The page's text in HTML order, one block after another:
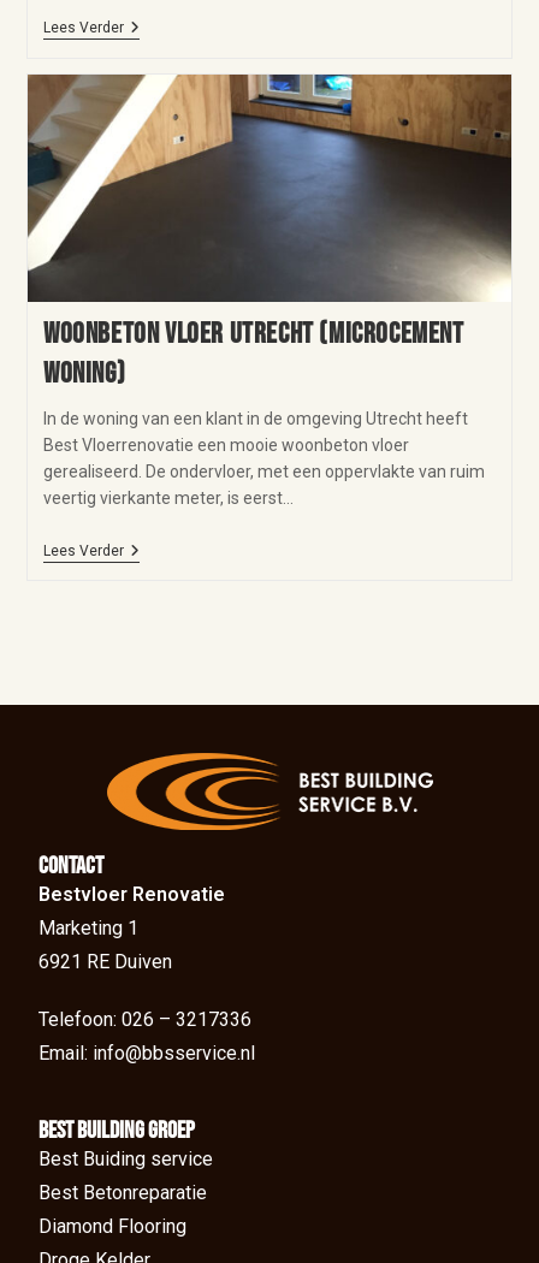
Lees Verder
Woonbeton vloer Utrecht (microcement
woning)
In de woning van een klant in de omgeving Utrecht heeft
Best Vloerrenovatie een mooie woonbeton vloer
gerealiseerd. De ondervloer, met een oppervlakte van ruim
veertig vierkante meter, is eerst…
Lees Verder
Contact
Bestvloer Renovatie
Marketing 1
6921 RE Duiven
Telefoon: 026 – 3217336
Email: info@bbsservice.nl
BEst Building groep
Best Buiding service
Best Betonreparatie
Diamond Flooring